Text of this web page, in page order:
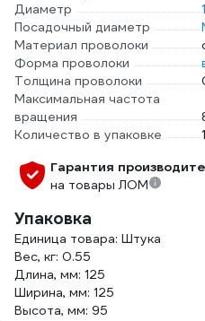
Диаметр
Посадочный диаметр
Материал проволоки
Форма проволоки
Толщина проволоки
Максимальная частота
вращения
Количество в упаковке
Гарантия
на товары ЛОМ
Упаковка
Единица товара: Штука
Вес, кг: 0.55
Длина, мм: 125
Ширина, мм: 125
Высота, мм: 95